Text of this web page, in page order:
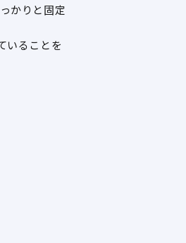
かりと固定
いることを